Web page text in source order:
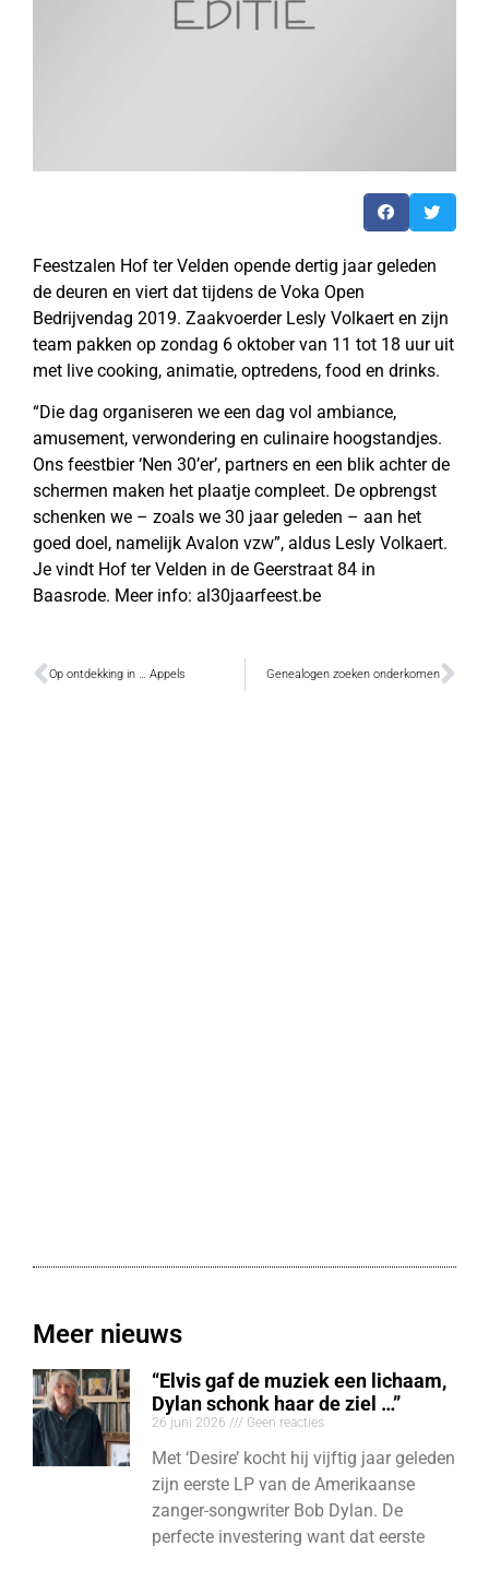
Feestzalen Hof ter Velden opende dertig jaar geleden
de deuren en viert dat tijdens de Voka Open
Bedrijvendag 2019. Zaakvoerder Lesly Volkaert en zijn
team pakken op zondag 6 oktober van 11 tot 18 uur uit
met live cooking, animatie, optredens, food en drinks.
“Die dag organiseren we een dag vol ambiance,
amusement, verwondering en culinaire hoogstandjes.
Ons feestbier ‘Nen 30’er’, partners en een blik achter de
schermen maken het plaatje compleet. De opbrengst
schenken we – zoals we 30 jaar geleden – aan het
goed doel, namelijk Avalon vzw”, aldus Lesly Volkaert.
Je vindt Hof ter Velden in de Geerstraat 84 in
Baasrode. Meer info: al30jaarfeest.be
Op ontdekking in … Appels Genealogen zoeken onderkomen
Meer nieuws
“Elvis gaf de muziek een lichaam,
Dylan schonk haar de ziel …”
26 juni 2026 Geen reacties
Met ‘Desire’ kocht hij vijftig jaar geleden
zijn eerste LP van de Amerikaanse
zanger-songwriter Bob Dylan. De
perfecte investering want dat eerste